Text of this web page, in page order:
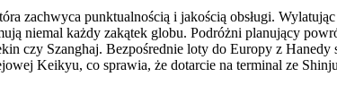
zachwyca punktualnością i jakością obsługi.
niemal każdy zakątek globu. Podróżni planujący
czy Szanghaj. Bezpośrednie loty do Europy z Hanedy
Keikyu, co sprawia, że dotarcie na terminal ze